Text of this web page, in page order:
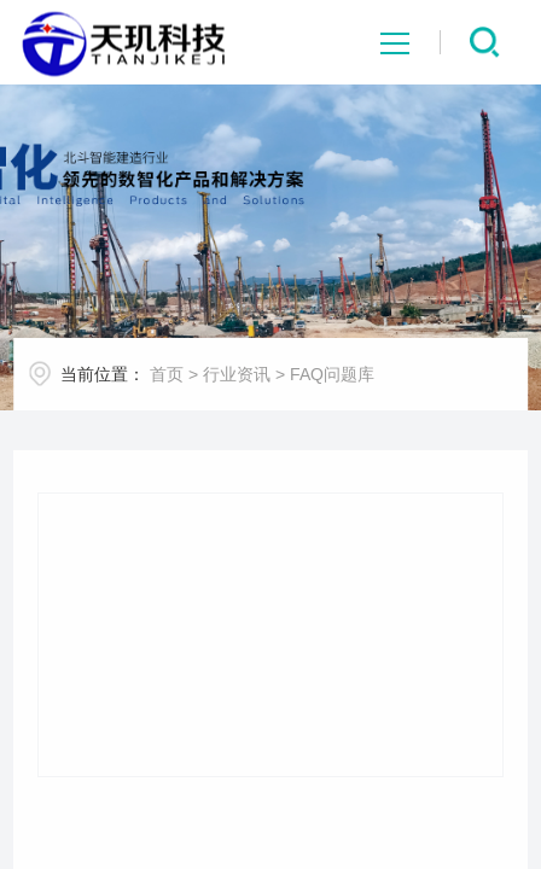
网站首页
系统中心
解决方案
项目案例
当前位置： 首页 >行业资讯 > FAQ问题库